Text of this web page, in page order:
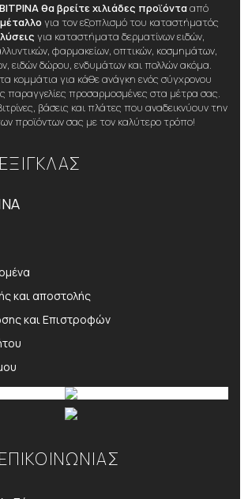
θα βρείτε χιλιάδες προϊόντααπό
μέταλλο για τον εξοπλισμό του καταστήματός
για καταστήματα δερματίνων ειδών,
φαρμακείων, οπτικών, κοσμημάτων,
ειδών δώρου, ενδυμάτων και πολλών ακόμα.
κομμάτια για κάθε ανάγκη ενός σύγχρονου
παραγγελίες προσαρμοσμένες στα μέτρα σας.
βάσεις και πλάτες που αναδεικνύουν την
προϊόντων σας με τον καλύτερο τρόπο!
και αποστολής
και Επιστροφών